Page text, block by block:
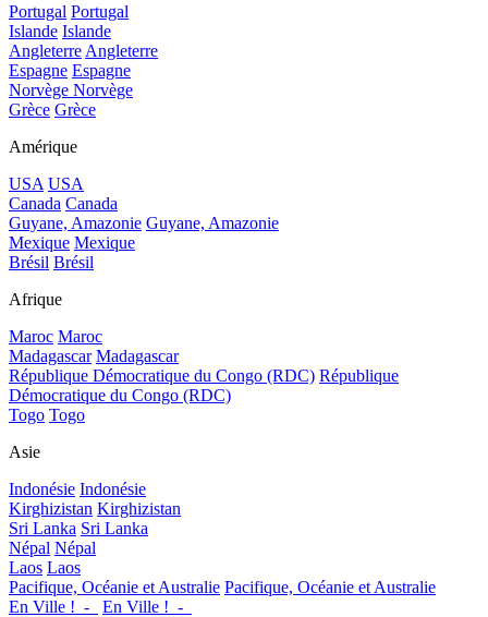
Portugal Portugal
Islande Islande
Angleterre Angleterre
Espagne Espagne
Norvège Norvège
Grèce Grèce
Amérique
USA USA
Canada Canada
Guyane, Amazonie Guyane, Amazonie
Mexique Mexique
Brésil Brésil
Afrique
Maroc Maroc
Madagascar Madagascar
République Démocratique du Congo (RDC) République
Démocratique du Congo (RDC)
Togo Togo
Asie
Indonésie Indonésie
Kirghizistan Kirghizistan
Sri Lanka Sri Lanka
Népal Népal
Laos Laos
Pacifique, Océanie et Australie Pacifique, Océanie et Australie
En Ville !_-_
En Ville !_-_